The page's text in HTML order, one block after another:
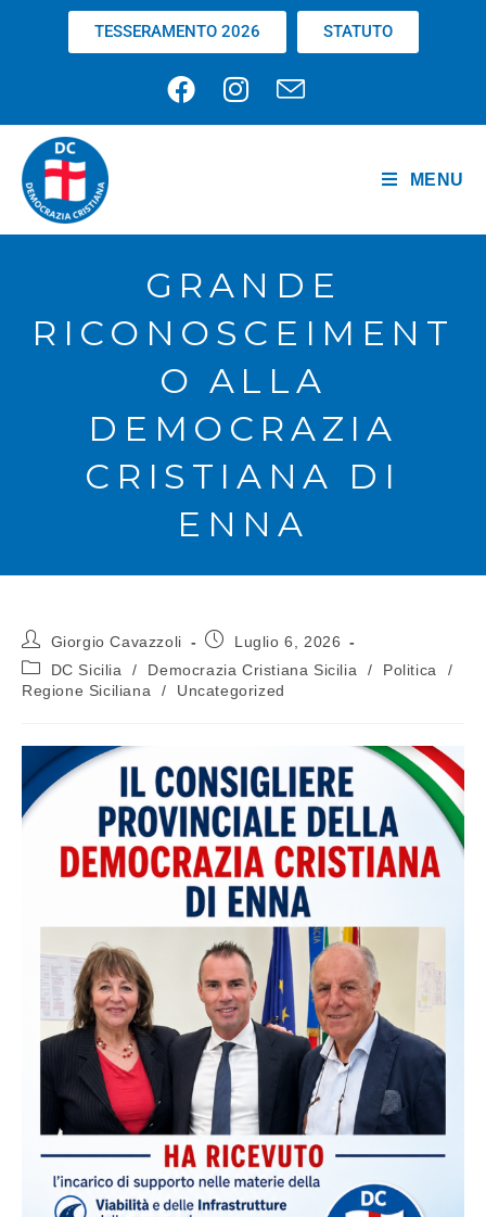
TESSERAMENTO 2026 STATUTO
MENU
GRANDE
RICONOSCEIMENT
O ALLA
DEMOCRAZIA
CRISTIANA DI
ENNA
Giorgio Cavazzoli
Luglio 6, 2026
DC Sicilia
/ Democrazia Cristiana Sicilia / Politica
/
Regione Siciliana
/ Uncategorized